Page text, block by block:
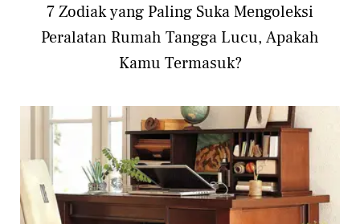
7 Zodiak yang Paling Suka Mengoleksi
Peralatan Rumah Tangga Lucu, Apakah
Kamu Termasuk?